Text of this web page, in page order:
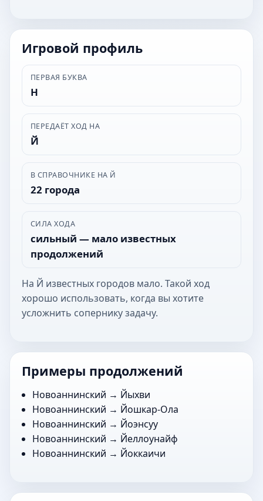
Игровой профиль
ПЕРВАЯ БУКВА
Н
ПЕРЕДАЁТ ХОД НА
Й
В СПРАВОЧНИКЕ НА Й
22 города
СИЛА ХОДА
сильный — мало известных
продолжений
На Й известных городов мало. Такой ход
хорошо использовать, когда вы хотите
усложнить сопернику задачу.
Примеры продолжений
Новоаннинский → Йыхви
Новоаннинский → Йошкар-Ола
Новоаннинский → Йоэнсуу
Новоаннинский → Йеллоунайф
Новоаннинский → Йоккаичи